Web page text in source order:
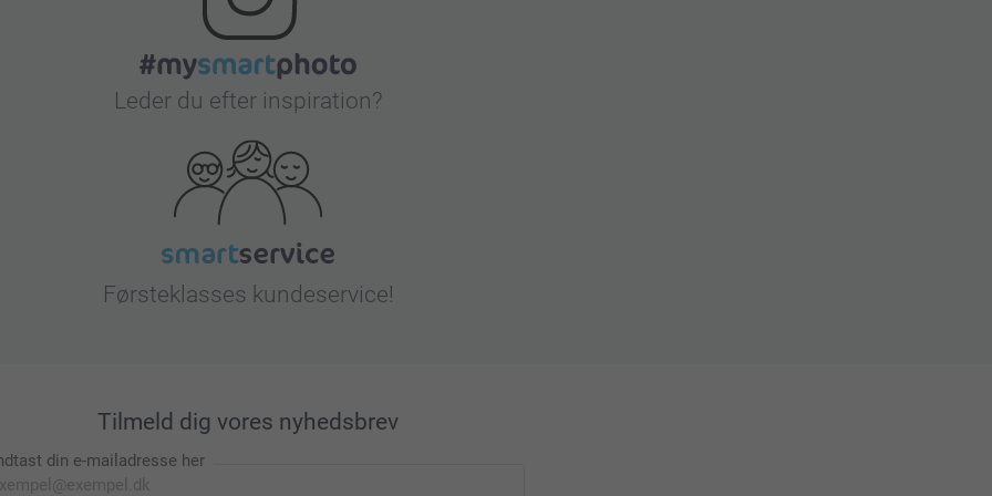
Leder du efter inspiration?
Førsteklasses kundeservice!
Tilmeld dig vores nyhedsbrev
din e-mailadresse her